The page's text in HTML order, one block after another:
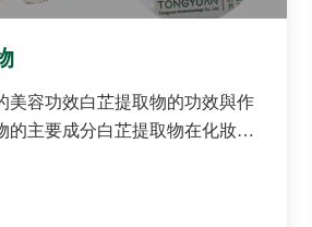
美容功效白芷提取物的功效與作
的主要成分白芷提取物在化妝品